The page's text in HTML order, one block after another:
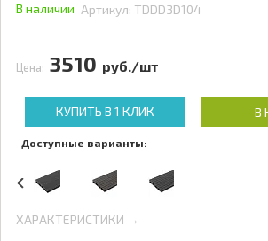
В наличии Артикул: TDDD3D104
Цена: 3510 руб./шт
КУПИТЬ В 1 КЛИК В
Доступные варианты:
ХАРАКТЕРИСТИКИ →